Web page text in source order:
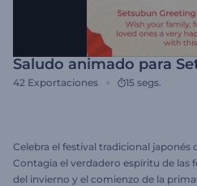
Saludo animado para
42 Exportaciones 15 segs.
Celebra el festival tradicional japonés
Contagia el verdadero espíritu de las
del invierno y el comienzo de la